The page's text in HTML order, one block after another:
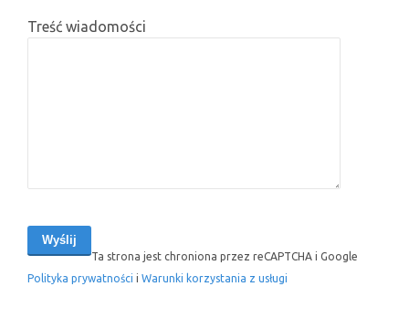
Treść wiadomości
Ta strona jest chroniona przez reCAPTCHA i Google
Polityka prywatności i Warunki korzystania z usługi